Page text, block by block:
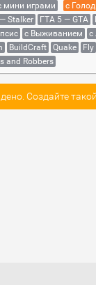
мини играми с
Stalker ГТА 5 — GTA
с Выживанием с
BuildCraft Quake Fly
and Robbers
Создайте